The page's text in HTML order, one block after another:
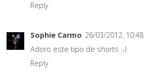
Reply
Sophie Carmo 26/03/2012, 10:48
Adoro este tipo de shorts :-)
Reply